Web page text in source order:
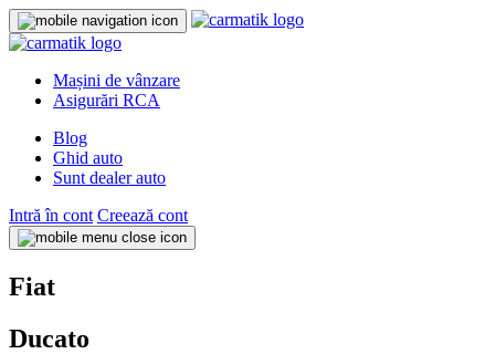
Mașini de vânzare
Asigurări RCA
Blog
Ghid auto
Sunt dealer auto
Intră în cont Creează cont
Fiat
Ducato